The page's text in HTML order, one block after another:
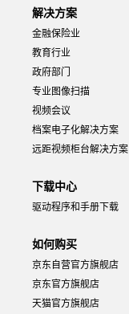
解决方案
金融保险业
教育行业
政府部门
专业图像扫描
视频会议
档案电子化解决方案
远距视频柜台解决方案
下载中心
驱动程序和手册下载
如何购买
京东自营官方旗舰店
京东官方旗舰店
天猫官方旗舰店